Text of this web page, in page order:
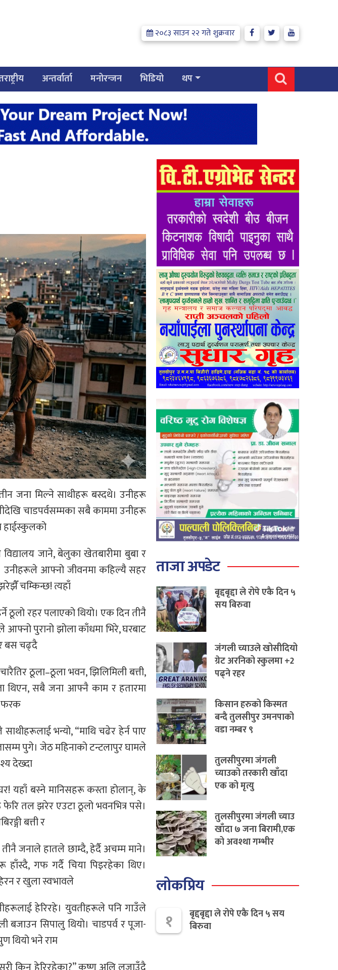
२०८३ साउन २२ गते शुक्रवार
अन्तर्वार्ता मनोरन्जन भिडियो थप
जना मिल्ने साथीहरू बस्दथे। उनीहरू
चाडपर्वसम्मका सबै काममा उनीहरू
हाईस्कुलको
जाने, बेलुका खेतबारीमा बुबा र
उनीहरूले आफ्नो जीवनमा कहिल्यै सहर
चम्किन्छ! त्यहाँ
ठूलो रहर पलाएको थियो। एक दिन तीनै
पुरानो झोला काँधमा भिरे, घरबाट
बस चढ्दै
ठूला–ठूला भवन, झिलिमिली बत्ती,
थिएन, सबै जना आफ्नै काम र हतारमा
फरक
भन्यो, “माथि चढेर हेर्न पाए
पुगे। जेठ महिनाको टन्टलापुर घामले
देख्दा
यहाँ बस्ने मानिसहरू कस्ता होलान्, के
तल झरेर एउटा ठूलो भवनभित्र पसे।
बत्ती र
जनाले हातले छाम्दै, हेर्दै अचम्म माने।
गफ गर्दै चिया पिइरहेका थिए।
र खुला स्वभावले
हेरिरहे। युवतीहरूले पनि गाउँले
बजाउन सिपालु थियो। चाडपर्व र पूजा-
थियो भने राम
ताजा अपडेट
बृद्दबृद्दा ले रोपे एकै दिन ५
सय बिरुवा
जंगली च्याउले खोसीदियो
ग्रेट अरनिको स्कुलमा +2
पढ्ने रहर
किसान हरुको किस्मत
बन्दै तुलसीपुर उमनपाको
वडा नम्बर ९
तुलसीपुरमा जंगली
च्याउको तरकारी खाँदा
एक को मृत्यु
तुलसीपुरमा जंगली च्याउ
खाँदा ७ जना बिरामी,एक
को अवश्था गम्भीर
लोकप्रिय
१
बृद्दबृद्दा ले रोपे एकै दिन ५ सय
बिरुवा